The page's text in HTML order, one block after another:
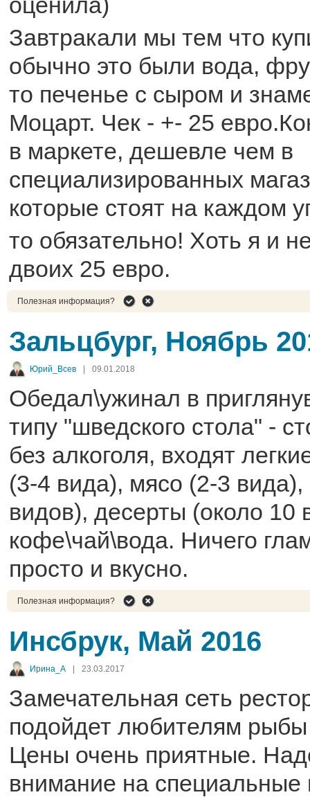
Завтракали мы тем что
обычно это были вода,
то печенье с сыром и
Моцарт. Чек - +- 25
в маркете, дешевле чем в
специализированных
которые стоят на каждом
то обязательно! Хоть я и
двоих 25 евро.
Полезная информация?
Зальцбург, Ноябрь
Юрий_Всев 09.01.2018
Обедал\ужинал в
типу "шведского стола" -
без алкоголя, входят
(3-4 вида), мясо (2-3
видов), десерты (около 10
кофе\чай\вода. Ничего
просто и вкусно.
Полезная информация?
Инсбрук, Май 2016
Ирина_A 23.03.2017
Замечательная сеть
подойдет любителям
Цены очень приятные.
внимание на специальные